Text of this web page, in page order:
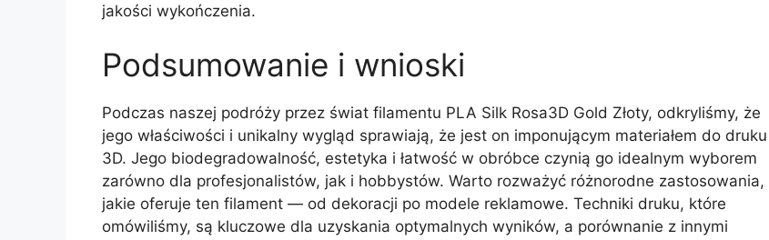
jakości wykończenia.
Podsumowanie i wnioski
Podczas naszej podróży przez świat filamentu PLA Silk Rosa3D Gold Złoty, odkryliśmy, że
jego właściwości i unikalny wygląd sprawiają, że jest on imponującym materiałem do druku
3D. Jego biodegradowalność, estetyka i łatwość w obróbce czynią go idealnym wyborem
zarówno dla profesjonalistów, jak i hobbystów. Warto rozważyć różnorodne zastosowania,
jakie oferuje ten filament — od dekoracji po modele reklamowe. Techniki druku, które
omówiliśmy, są kluczowe dla uzyskania optymalnych wyników, a porównanie z innymi